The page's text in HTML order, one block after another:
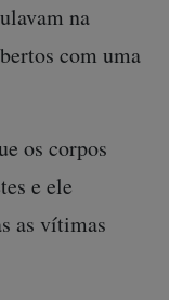
na
com uma
os corpos
e ele
as vítimas